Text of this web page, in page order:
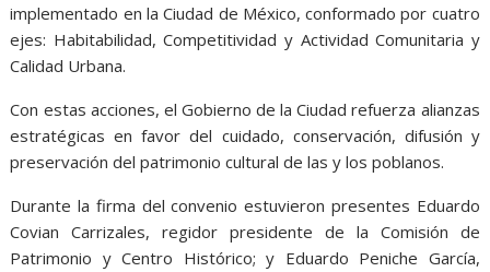
implementado en la Ciudad de México, conformado por cuatro
ejes: Habitabilidad, Competitividad y Actividad Comunitaria y
Calidad Urbana.
Con estas acciones, el Gobierno de la Ciudad refuerza alianzas
estratégicas en favor del cuidado, conservación, difusión y
preservación del patrimonio cultural de las y los poblanos.
Durante la firma del convenio estuvieron presentes Eduardo
Covian Carrizales, regidor presidente de la Comisión de
Patrimonio y Centro Histórico; y Eduardo Peniche García,